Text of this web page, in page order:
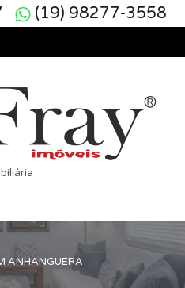
(19) 98277-3558
ANHANGUERA